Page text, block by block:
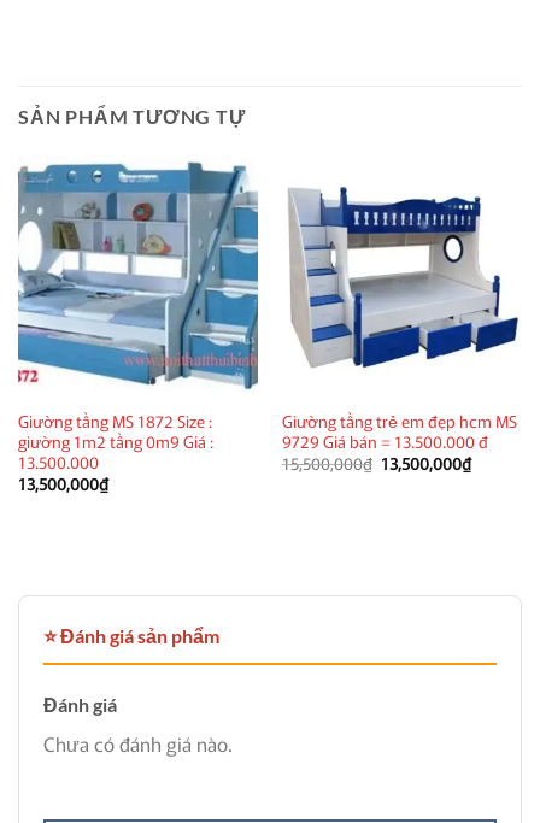
SẢN PHẨM TƯƠNG TỰ
Giường tầng MS 1872 Size :
giường 1m2 tầng 0m9 Giá :
13.500.000
13,500,000₫
Giường tầng trẻ em đẹp hcm MS
9729 Giá bán = 13.500.000 đ
15,500,000₫ Giá
gốc
13,500,000₫Giá
hiện
⭐ Đánh giá sản phẩm
Đánh giá
Chưa có đánh giá nào.